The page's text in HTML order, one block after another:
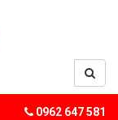
0962 647 581